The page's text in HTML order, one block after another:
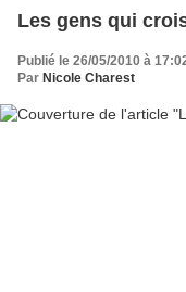
Les gens qui
Publié le 26/05/2010 à
Par Nicole Charest